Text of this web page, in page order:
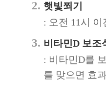
햇빛쬐기
: 오전 11시
비타민D 보조
: 비타민D를
를 맞으면 효